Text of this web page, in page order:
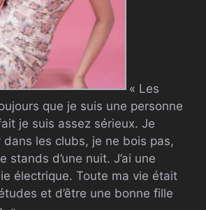
« Les
que je suis une personne
je suis assez sérieux. Je
dans les clubs, je ne bois pas,
stands d’une nuit. J’ai une
électrique. Toute ma vie était
et d’être une bonne fille